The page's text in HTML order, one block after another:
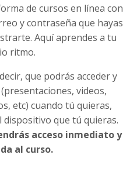
de cursos en línea con
y contraseña que hayas
Aquí aprendes a tu
ritmo.
que podrás acceder y
videos,
etc) cuando tú quieras,
dispositivo que tú quieras.
acceso inmediato y
al curso.